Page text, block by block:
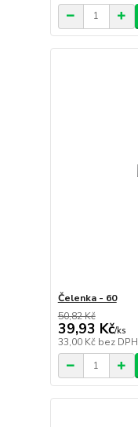
Čelenka - 60
50,82 Kč
39,93 Kč/ks
33,00 Kč bez DPH